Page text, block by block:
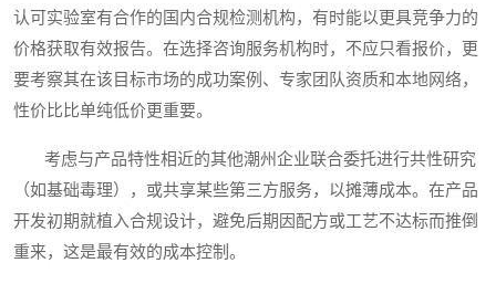
认可实验室有合作的国内合规检测机构，有时能以更具竞争力的
价格获取有效报告。在选择咨询服务机构时，不应只看报价，更
要考察其在该目标市场的成功案例、专家团队资质和本地网络，
性价比比单纯低价更重要。
考虑与产品特性相近的其他潮州企业联合委托进行共性研究
（如基础毒理），或共享某些第三方服务，以摊薄成本。在产品
开发初期就植入合规设计，避免后期因配方或工艺不达标而推倒
重来，这是最有效的成本控制。